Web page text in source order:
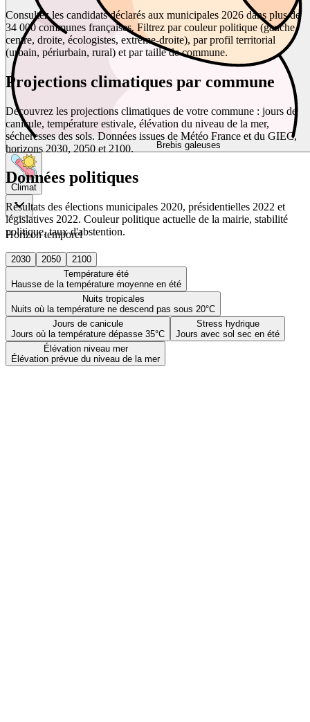
Brebis galeuses
Climat
Horizon temporel
2030 2050
2100
Température été
Hausse de la température moyenne en été
Nuits tropicales
Nuits où la température ne descend pas sous 20°C
Jours de canicule
Jours où la température dépasse 35°C
Stress hydrique
Jours avec sol sec en été
Élévation niveau mer
Élévation prévue du niveau de la mer
Consultez les candidats déclarés aux municipales 2026 dans plus de
34 000 communes françaises. Filtrez par couleur politique (gauche,
centre, droite, écologistes, extrême-droite), par profil territorial
(urbain, périurbain, rural) et par taille de commune.
Projections climatiques par commune
Découvrez les projections climatiques de votre commune : jours de
canicule, température estivale, élévation du niveau de la mer,
sécheresses des sols. Données issues de Météo France et du GIEC,
horizons 2030, 2050 et 2100.
Données politiques
Résultats des élections municipales 2020, présidentielles 2022 et
législatives 2022. Couleur politique actuelle de la mairie, stabilité
politique, taux d'abstention.